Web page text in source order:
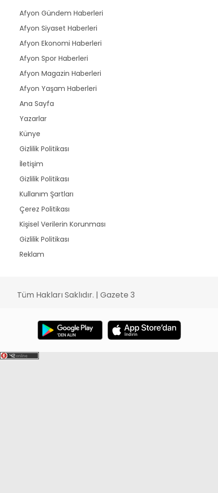
Afyon Gündem Haberleri
Afyon Siyaset Haberleri
Afyon Ekonomi Haberleri
Afyon Spor Haberleri
Afyon Magazin Haberleri
Afyon Yaşam Haberleri
Ana Sayfa
Yazarlar
Künye
Gizlilik Politikası
İletişim
Gizlilik Politikası
Kullanım Şartları
Çerez Politikası
Kişisel Verilerin Korunması
Gizlilik Politikası
Reklam
Tüm Hakları Saklıdır. | Gazete 3